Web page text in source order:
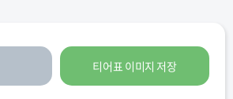
티어표 이미지 저장